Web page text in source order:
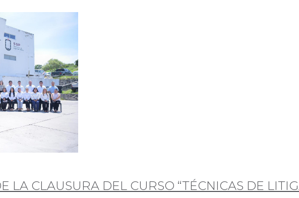
LA CLAUSURA DEL CURSO “TÉCNICAS DE